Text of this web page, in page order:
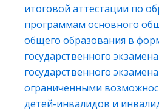
итоговой аттестации по
программам основного
общего образования в
государственного
государственного
ограниченными
детей-инвалидов и